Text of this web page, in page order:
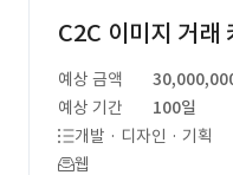
C2C 이미지 거래
예상 금액
예상 기간
100일
개발 · 디자인 · 기획
웹